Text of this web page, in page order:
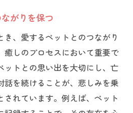
がりを保つ
、愛するペットとのつながり
癒しのプロセスにおいて重要で
ットとの思い出を大切にし、亡
話を続けることが、悲しみを乗
されています。例えば、ペット